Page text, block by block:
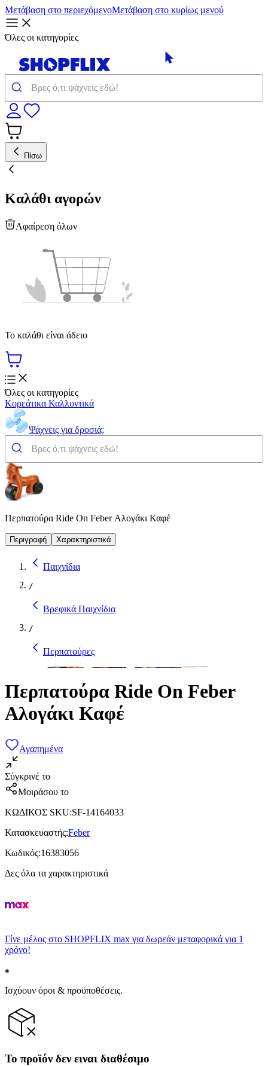
Μετάβαση στο περιεχόμενοΜετάβαση στο κυρίως μενού
Όλες οι κατηγορίες
Πίσω
Καλάθι αγορών
Αφαίρεση όλων
Το καλάθι είναι άδειο
Όλες οι κατηγορίες
Κορεάτικα Καλλυντικά
Ψάχνεις για δροσιά;
Περπατούρα Ride On Feber Αλογάκι Καφέ
Περιγραφή Χαρακτηριστικά
Παιχνίδια
/
Βρεφικά Παιχνίδια
/
Περπατούρες
Περπατούρα Ride On Feber
Αλογάκι Καφέ
Αγαπημένα
Σύγκρινέ το
Μοιράσου το
ΚΩΔΙΚΟΣ SKU:SF-14164033
Κατασκευαστής:Feber
Κωδικός:16383056
Δες όλα τα χαρακτηριστικά
Γίνε μέλος στο SHOPFLIX max για δωρεάν μεταφορικά για 1
χρόνο!
Ισχύουν όροι & προϋποθέσεις.
Το προϊόν δεν ειναι διαθέσιμο